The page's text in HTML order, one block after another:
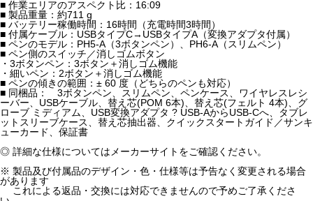
■ 作業エリアのアスペクト比：16:09
■ 製品重量：約711 g
■ バッテリー稼働時間：16時間（充電時間3時間）
■ 付属ケーブル：USBタイプC→USBタイプA（変換アダプタ付属）
■ ペンのモデル：PH5-A（3ボタンペン）、PH6-A（スリムペン）
■ ペン側のスイッチ／消しゴムボタン
・3ボタンペン：3ボタン＋消しゴム機能
・細いペン：2ボタン＋消しゴム機能
■ ペンの傾きの範囲：± 60 度（どちらのペンも対応）
■ 同梱品： 3ボタンペン、スリムペン、ペンケース、ワイヤレスレシ
ーバー、USBケーブル、替え芯(POM 6本)、替え芯(フェルト 4本)、グ
ローブ ミディアム、USB変換アダプタ ? USB-AからUSB-Cへ、タブレ
ットスリーブケース、替え芯抽出器、クイックスタートガイド／サンキ
ューカード、保証書
◎ 詳細な仕様についてはメーカーサイトをご確認ください。
※ 製品及び付属品のデザイン・色・仕様等は予告なく変更される場合
があります
これによる返品・交換には対応できませんので予めご了承くださ